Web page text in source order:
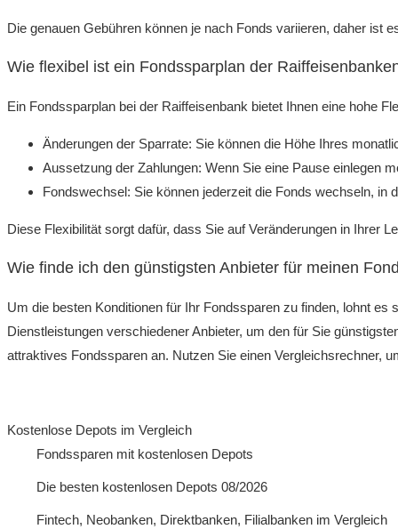
Die genauen Gebühren können je nach Fonds variieren, daher ist
Wie flexibel ist ein Fondssparplan der
Ein Fondssparplan bei der Raiffeisenbank bietet Ihnen eine hohe
Änderungen der Sparrate: Sie können die Höhe Ihres
Aussetzung der Zahlungen: Wenn Sie eine Pause einlegen
Fondswechsel: Sie können jederzeit die Fonds wechseln, in
Diese Flexibilität sorgt dafür, dass Sie auf Veränderungen in Ihrer
Wie finde ich den günstigsten Anbieter für meinen
Um die besten Konditionen für Ihr Fondssparen zu finden, lohnt es
Dienstleistungen verschiedener Anbieter, um den für Sie
attraktives Fondssparen an. Nutzen Sie einen Vergleichsrechner,
Kostenlose Depots im Vergleich
Fondssparen mit kostenlosen Depots
Die besten kostenlosen Depots 08/2026
Fintech, Neobanken, Direktbanken, Filialbanken im Vergleich